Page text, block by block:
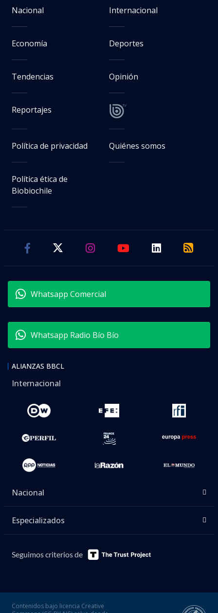
Nacional Internacional
Economía Deportes
Tendencias Opinión
Reportajes
Política de privacidad Quiénes somos
Política ética de
Biobiochile
Whatsapp Comercial
Whatsapp Radio Bío Bío
ALIANZAS BBCL
Internacional
Nacional
Especializados
Seguimos criterios de
Contenidos bajo licencia Creative